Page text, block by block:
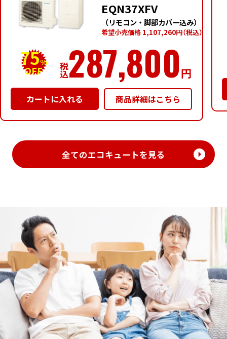
EQN37XFV
（リモコン・脚部カバー込み）
希望⼩売価格 1,107,260円（税込）
75%
OFF 税
込287,800円
商品詳細はこちら
全てのエコキュートを見る